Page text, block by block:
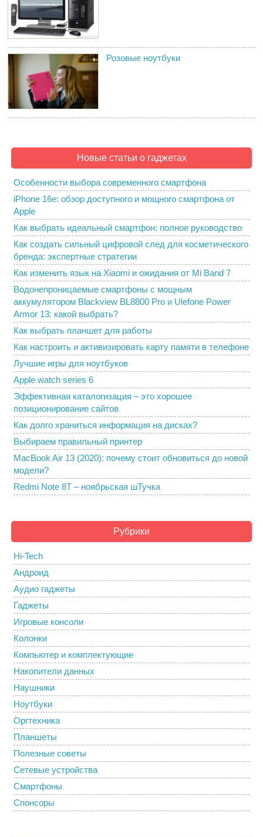
Розовые ноутбуки
Новые статьи о гаджетах
Особенности выбора современного смартфона
iPhone 16e: обзор доступного и мощного смартфона от
Apple
Как выбрать идеальный смартфон: полное руководство
Как создать сильный цифровой след для косметического
бренда: экспертные стратегии
Как изменить язык на Xiaomi и ожидания от Mi Band 7
Водонепроницаемые смартфоны с мощным
аккумулятором Blackview BL8800 Pro и Ulefone Power
Armor 13: какой выбрать?
Как выбрать планшет для работы
Как настроить и активизировать карту памяти в телефоне
Лучшие игры для ноутбуков
Apple watch series 6
Эффективная каталогизация – это хорошее
позиционирование сайтов
Как долго храниться информация на дисках?
Выбираем правильный принтер
MacBook Air 13 (2020): почему стоит обновиться до новой
модели?
Redmi Note 8T – ноябрьская шТучка
Рубрики
Hi-Tech
Андроид
Аудио гаджеты
Гаджеты
Игровые консоли
Колонки
Компьютер и комплектующие
Накопители данных
Наушники
Ноутбуки
Оргтехника
Планшеты
Полезные советы
Сетевые устройства
Смартфоны
Спонсоры